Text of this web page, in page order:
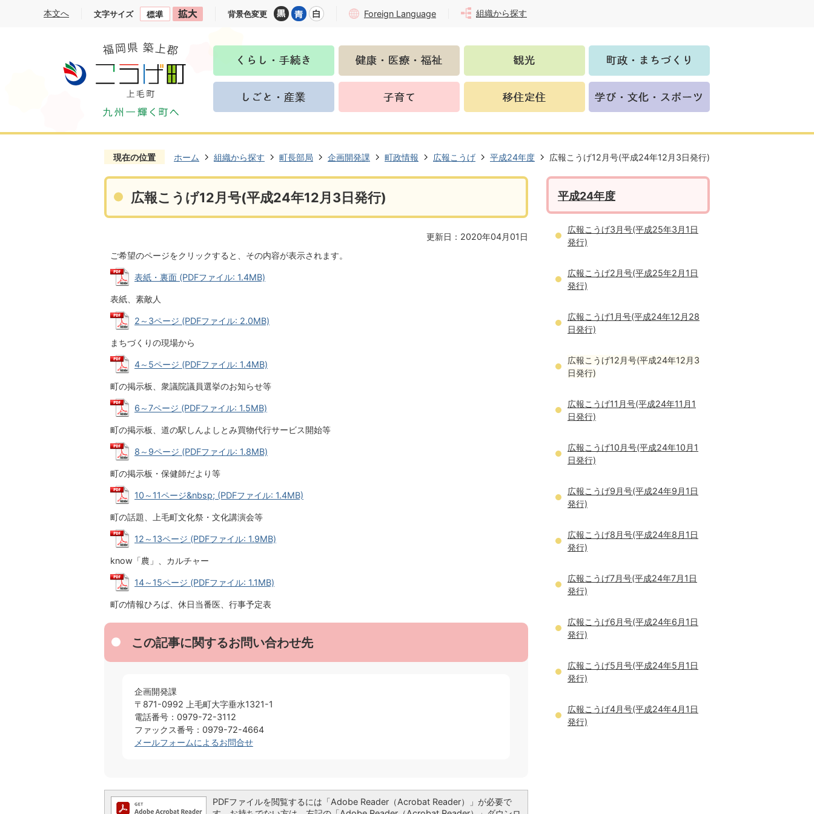
本文へ 文字サイズ 背景色変更 Foreign Language 組織から探す
現在の位置 ホーム 組織から探す 町長部局 企画開発課 町政情報 広報こうげ 平成24年度 広報こうげ12月号(平成24年12月3日発行)
広報こうげ12月号(平成24年12月3日発行)
更新日：2020年04月01日
ご希望のページをクリックすると、その内容が表示されます。
表紙・裏面 (PDFファイル: 1.4MB)
表紙、素敵人
2～3ページ (PDFファイル: 2.0MB)
まちづくりの現場から
4～5ページ (PDFファイル: 1.4MB)
町の掲示板、衆議院議員選挙のお知らせ等
6～7ページ (PDFファイル: 1.5MB)
町の掲示板、道の駅しんよしとみ買物代行サービス開始等
8～9ページ (PDFファイル: 1.8MB)
町の掲示板・保健師だより等
10～11ページ&nbsp; (PDFファイル: 1.4MB)
町の話題、上毛町文化祭・文化講演会等
12～13ページ (PDFファイル: 1.9MB)
know「農」、カルチャー
14～15ページ (PDFファイル: 1.1MB)
町の情報ひろば、休日当番医、行事予定表
この記事に関するお問い合わせ先
企画開発課
〒871-0992 上毛町大字垂水1321-1
電話番号：0979-72-3112
ファックス番号：0979-72-4664
メールフォームによるお問合せ
PDFファイルを閲覧するには「Adobe Reader（Acrobat Reader）」が必要で
平成24年度
広報こうげ3月号(平成25年3月1日
発行)
広報こうげ2月号(平成25年2月1日
発行)
広報こうげ1月号(平成24年12月28
日発行)
広報こうげ12月号(平成24年12月3
日発行)
広報こうげ11月号(平成24年11月1
日発行)
広報こうげ10月号(平成24年10月1
日発行)
広報こうげ9月号(平成24年9月1日
発行)
広報こうげ8月号(平成24年8月1日
発行)
広報こうげ7月号(平成24年7月1日
発行)
広報こうげ6月号(平成24年6月1日
発行)
広報こうげ5月号(平成24年5月1日
発行)
広報こうげ4月号(平成24年4月1日
発行)